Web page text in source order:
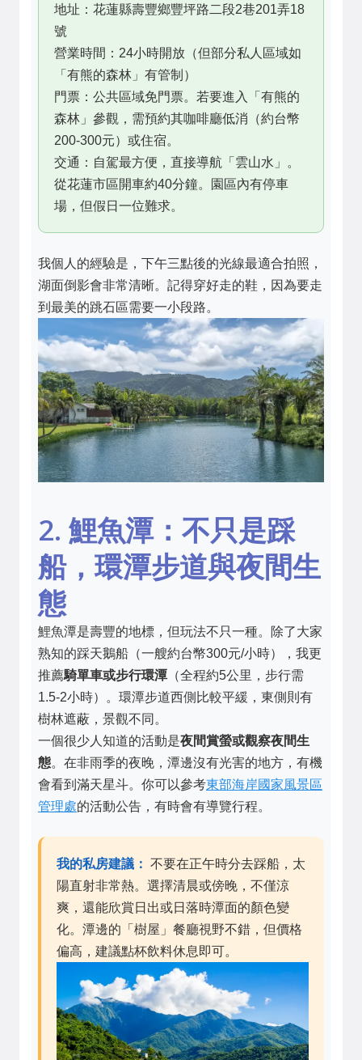
地址：花蓮縣壽豐鄉豐坪路二段2巷201弄18
號
營業時間：24小時開放（但部分私人區域如
「有熊的森林」有管制）
門票：公共區域免門票。若要進入「有熊的
森林」參觀，需預約其咖啡廳低消（約台幣
200-300元）或住宿。
交通：自駕最方便，直接導航「雲山水」。
從花蓮市區開車約40分鐘。園區內有停車
場，但假日一位難求。
我個人的經驗是，下午三點後的光線最適合拍照，
湖面倒影會非常清晰。記得穿好走的鞋，因為要走
到最美的跳石區需要一小段路。
2. 鯉魚潭：不只是踩
船，環潭步道與夜間生
態
鯉魚潭是壽豐的地標，但玩法不只一種。除了大家
熟知的踩天鵝船（一艘約台幣300元/小時），我更
推薦騎單車或步行環潭（全程約5公里，步行需
1.5-2小時）。環潭步道西側比較平緩，東側則有
樹林遮蔽，景觀不同。
一個很少人知道的活動是夜間賞螢或觀察夜間生
態。在非雨季的夜晚，潭邊沒有光害的地方，有機
會看到滿天星斗。你可以參考東部海岸國家風景區
管理處的活動公告，有時會有導覽行程。
我的私房建議： 不要在正午時分去踩船，太
陽直射非常熱。選擇清晨或傍晚，不僅涼
爽，還能欣賞日出或日落時潭面的顏色變
化。潭邊的「樹屋」餐廳視野不錯，但價格
偏高，建議點杯飲料休息即可。